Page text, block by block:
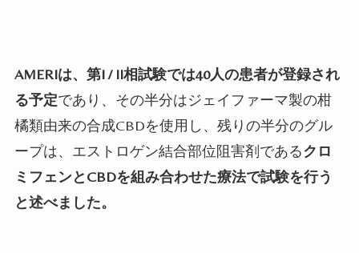
AMERIは、第I / II相試験では40人の患者が登録され
る予定であり、その半分はジェイファーマ製の柑
橘類由来の合成CBDを使用し、残りの半分のグル
ープは、エストロゲン結合部位阻害剤であるクロ
ミフェンとCBDを組み合わせた療法で試験を行う
と述べました。